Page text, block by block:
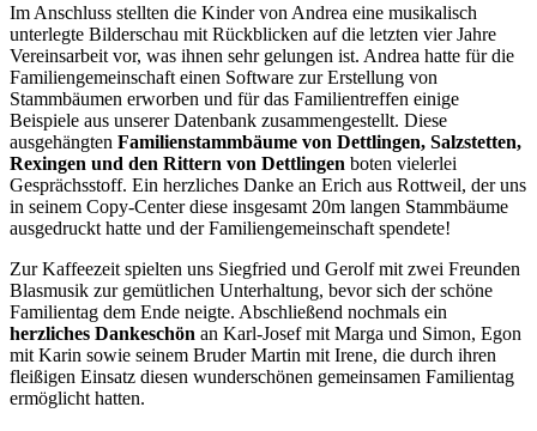
Im Anschluss stellten die Kinder von Andrea eine musikalisch
unterlegte Bilderschau mit Rückblicken auf die letzten vier Jahre
Vereinsarbeit vor, was ihnen sehr gelungen ist. Andrea hatte für die
Familiengemeinschaft einen Software zur Erstellung von
Stammbäumen erworben und für das Familientreffen einige
Beispiele aus unserer Datenbank zusammengestellt. Diese
ausgehängten Familienstammbäume von Dettlingen, Salzstetten,
Rexingen und den Rittern von Dettlingen boten vielerlei
Gesprächsstoff. Ein herzliches Danke an Erich aus Rottweil, der uns
in seinem Copy-Center diese insgesamt 20m langen Stammbäume
ausgedruckt hatte und der Familiengemeinschaft spendete!
Zur Kaffeezeit spielten uns Siegfried und Gerolf mit zwei Freunden
Blasmusik zur gemütlichen Unterhaltung, bevor sich der schöne
Familientag dem Ende neigte. Abschließend nochmals ein
herzliches Dankeschön an Karl-Josef mit Marga und Simon, Egon
mit Karin sowie seinem Bruder Martin mit Irene, die durch ihren
fleißigen Einsatz diesen wunderschönen gemeinsamen Familientag
ermöglicht hatten.